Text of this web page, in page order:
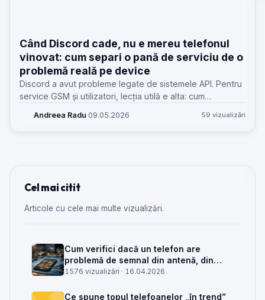
Când Discord cade, nu e mereu telefonul
vinovat: cum separi o pană de serviciu de o
problemă reală pe device
Discord a avut probleme legate de sistemele API. Pentru
service GSM și utilizatori, lecția utilă e alta: cum
pe telefon.
Andreea Radu·09.05.2026 59 vizualizări
Cel mai citit
Articole cu cele mai multe vizualizări.
Cum verifici dacă un telefon are
problemă de semnal din antenă, din
placa de bază sau din rețea
1576 vizualizări · 16.04.2026
Ce spune topul telefoanelor „în trend”